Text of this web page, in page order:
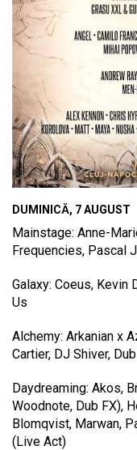
DUMINICĂ, 7 AUGUST
Mainstage: Anne-
Frequencies, Pascal
Galaxy: Coeus, Kevin
Us
Alchemy: Arkanian x
Cartier, DJ Shiver,
Daydreaming: Akos,
Woodnote, Dub FX),
Blomqvist, Marwan,
(Live Act)